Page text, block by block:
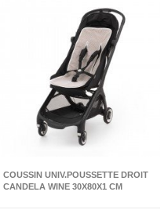
COUSSIN UNIV.POUSSETTE DROIT
CANDELA WINE 30X80X1 CM